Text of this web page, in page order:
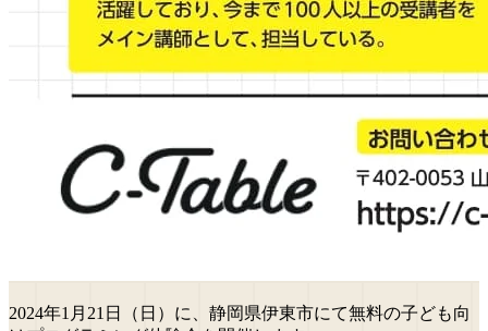
2024年1月21日（日）に、静岡県伊東市にて無料の子ども向